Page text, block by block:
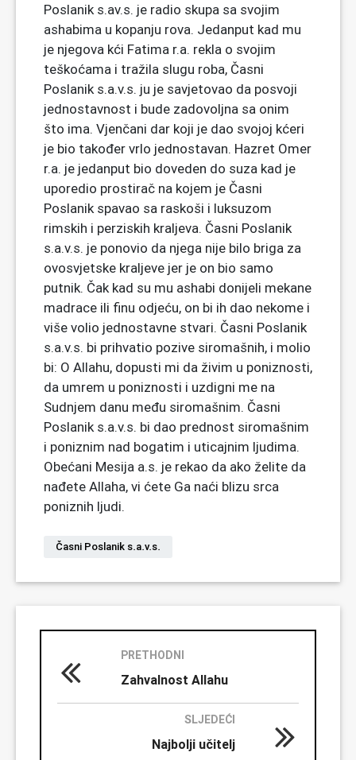
Poslanik s.av.s. je radio skupa sa svojim
ashabima u kopanju rova. Jedanput kad mu
je njegova kći Fatima r.a. rekla o svojim
teškoćama i tražila slugu roba, Časni
Poslanik s.a.v.s. ju je savjetovao da posvoji
jednostavnost i bude zadovoljna sa onim
što ima. Vjenčani dar koji je dao svojoj kćeri
je bio također vrlo jednostavan. Hazret Omer
r.a. je jedanput bio doveden do suza kad je
uporedio prostirač na kojem je Časni
Poslanik spavao sa raskoši i luksuzom
rimskih i perziskih kraljeva. Časni Poslanik
s.a.v.s. je ponovio da njega nije bilo briga za
ovosvjetske kraljeve jer je on bio samo
putnik. Čak kad su mu ashabi donijeli mekane
madrace ili finu odjeću, on bi ih dao nekome i
više volio jednostavne stvari. Časni Poslanik
s.a.v.s. bi prihvatio pozive siromašnih, i molio
bi: O Allahu, dopusti mi da živim u poniznosti,
da umrem u poniznosti i uzdigni me na
Sudnjem danu među siromašnim. Časni
Poslanik s.a.v.s. bi dao prednost siromašnim
i poniznim nad bogatim i uticajnim ljudima.
Obećani Mesija a.s. je rekao da ako želite da
nađete Allaha, vi ćete Ga naći blizu srca
poniznih ljudi.
Časni Poslanik s.a.v.s.
PRETHODNI
Zahvalnost Allahu
SLJEDEĆI
Najbolji učitelj